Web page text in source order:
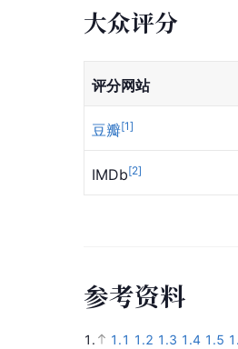
大众评分
评分网站
豆瓣[1]
IMDb[2]
参考资料
1. 1.1 1.2 1.3 1.4 1.5